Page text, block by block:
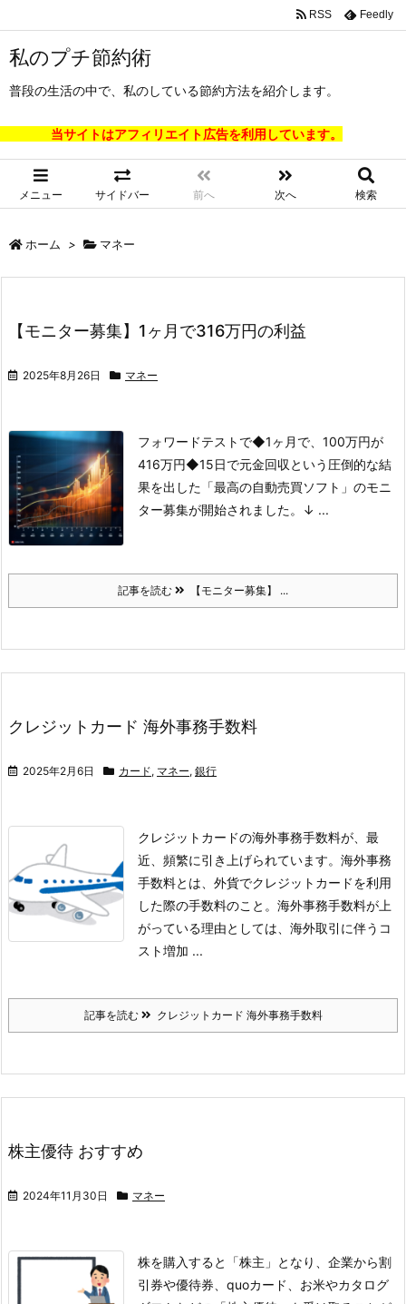
私のプチ節約術
普段の生活の中で、私のしている節約方法を紹介します。
当サイトはアフィリエイト広告を利用しています。
メニュー サイドバー 前へ 次へ 検索
RSS Feedly
ホーム > マネー
【モニター募集】1ヶ月で316万円の利益
2025年8月26日 マネー
フォワードテストで◆1ヶ月で、100万円が
416万円◆15日で元金回収 という圧倒的な結
果を出した 「最高の自動売買ソフト」のモニ
ター募集が開始されました。
↓ ...
記事を読む 【モニター募集】 ...
クレジットカード 海外事務手数料
2025年2月6日 カード, マネー, 銀行
クレジットカードの海外事務手数料が、最
近、頻繁に引き上げられています。 海外事務
手数料とは、外貨でクレジットカードを利用
した際の手数料のこと。 海外事務手数料が上
がっている理由としては、海外取引に伴うコ
スト増加 ...
記事を読む クレジットカード 海外事務手数料
株主優待 おすすめ
2024年11月30日 マネー
株を購入すると「株主」となり、企業から割
引券や優待券、quoカード、お米やカタログ